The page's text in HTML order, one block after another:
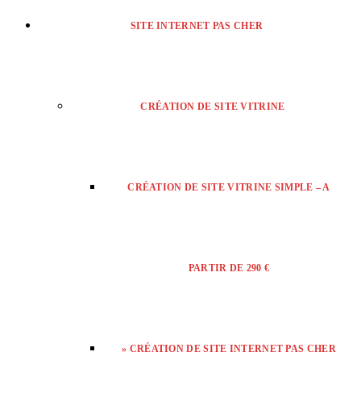
SITE INTERNET PAS CHER
CRÉATION DE SITE VITRINE
CRÉATION DE SITE VITRINE SIMPLE – A
PARTIR DE 290 €
» CRÉATION DE SITE INTERNET PAS CHER